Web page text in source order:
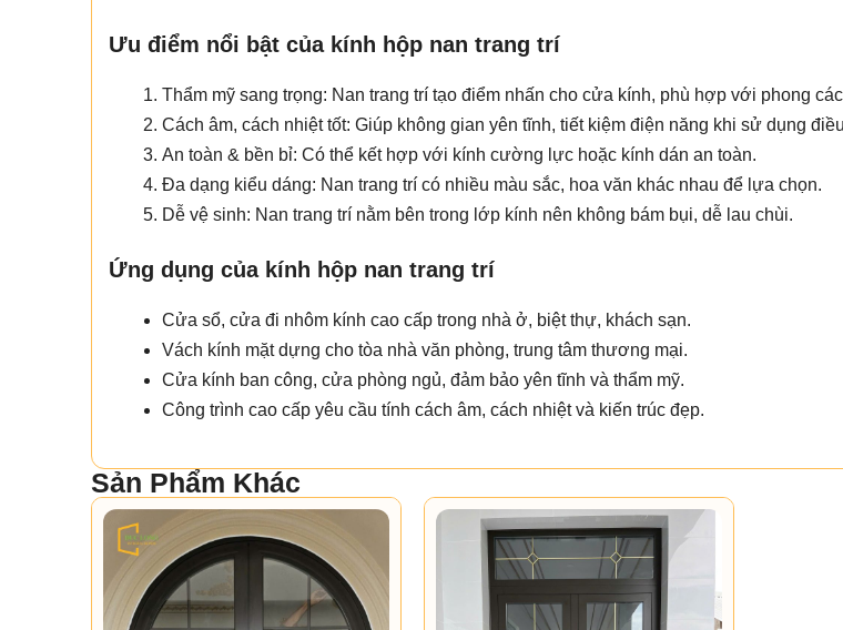
Ưu điểm nổi bật của kính hộp nan trang trí
Thẩm mỹ sang trọng: Nan trang trí tạo điểm nhấn cho cửa kính, phù hợp với phong
Cách âm, cách nhiệt tốt: Giúp không gian yên tĩnh, tiết kiệm điện năng khi sử dụng
An toàn & bền bỉ: Có thể kết hợp với kính cường lực hoặc kính dán an toàn.
Đa dạng kiểu dáng: Nan trang trí có nhiều màu sắc, hoa văn khác nhau để lựa chọn.
Dễ vệ sinh: Nan trang trí nằm bên trong lớp kính nên không bám bụi, dễ lau chùi.
Ứng dụng của kính hộp nan trang trí
Cửa sổ, cửa đi nhôm kính cao cấp trong nhà ở, biệt thự, khách sạn.
Vách kính mặt dựng cho tòa nhà văn phòng, trung tâm thương mại.
Cửa kính ban công, cửa phòng ngủ, đảm bảo yên tĩnh và thẩm mỹ.
Công trình cao cấp yêu cầu tính cách âm, cách nhiệt và kiến trúc đẹp.
Sản Phẩm Khác